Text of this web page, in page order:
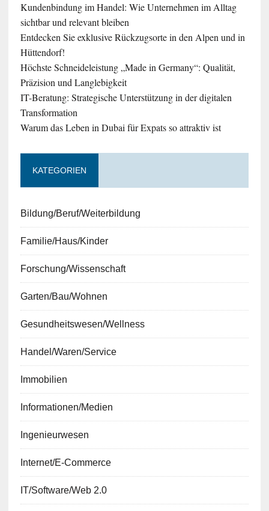
Kundenbindung im Handel: Wie Unternehmen im Alltag
sichtbar und relevant bleiben
Entdecken Sie exklusive Rückzugsorte in den Alpen und in
Hüttendorf!
Höchste Schneideleistung „Made in Germany“: Qualität,
Präzision und Langlebigkeit
IT-Beratung: Strategische Unterstützung in der digitalen
Transformation
Warum das Leben in Dubai für Expats so attraktiv ist
KATEGORIEN
Bildung/Beruf/Weiterbildung
Familie/Haus/Kinder
Forschung/Wissenschaft
Garten/Bau/Wohnen
Gesundheitswesen/Wellness
Handel/Waren/Service
Immobilien
Informationen/Medien
Ingenieurwesen
Internet/E-Commerce
IT/Software/Web 2.0